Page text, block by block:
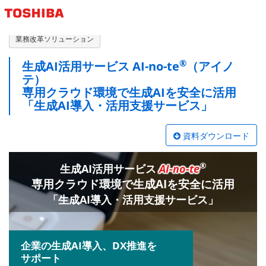
東芝デジタルエンジニアリング株式会社
業務改革ソリューション
生成AI活用サービス AI-no-te®
（アイノ
テ）
専用クラウド環境で生成AIを安全に活用
「生成AI導入・活用支援サービス」
資料ダウンロード
生成AI活用サービスAI-no-te®
専用クラウド環境で生成AIを安全に活用
「生成AI導入・活用支援サービス」
企業の生成AI導入、DX推進を
サポート